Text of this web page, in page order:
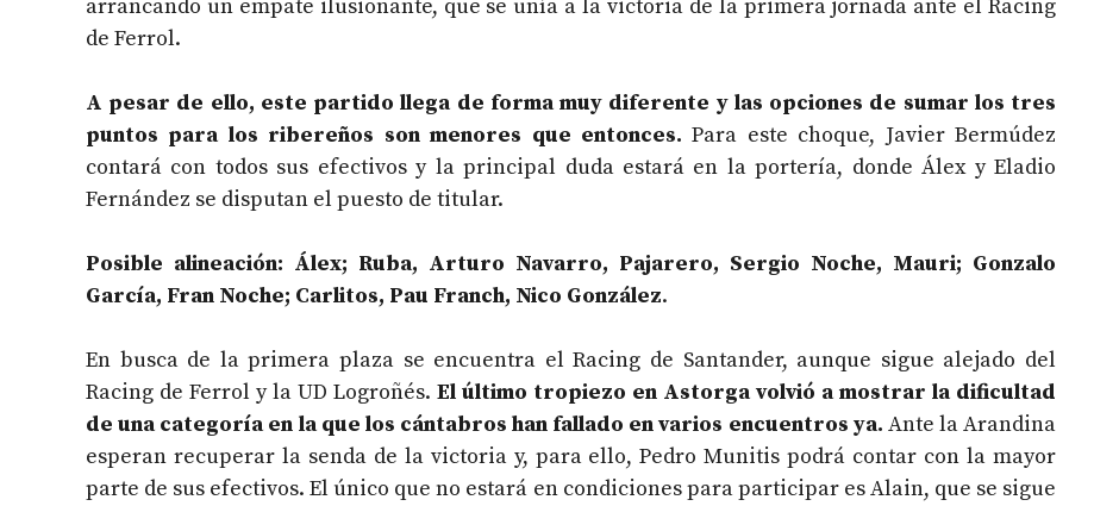
arrancando un empate ilusionante, que se unía a la victoria de la primera jornada ante el Racing
de Ferrol.
A pesar de ello, este partido llega de forma muy diferente y las opciones de sumar los tres
puntos para los ribereños son menores que entonces. Para este choque, Javier Bermúdez
contará con todos sus efectivos y la principal duda estará en la portería, donde Álex y Eladio
Fernández se disputan el puesto de titular.
Posible alineación: Álex; Ruba, Arturo Navarro, Pajarero, Sergio Noche, Mauri; Gonzalo
García, Fran Noche; Carlitos, Pau Franch, Nico González.
En busca de la primera plaza se encuentra el Racing de Santander, aunque sigue alejado del
Racing de Ferrol y la UD Logroñés. El último tropiezo en Astorga volvió a mostrar la dificultad
de una categoría en la que los cántabros han fallado en varios encuentros ya. Ante la Arandina
esperan recuperar la senda de la victoria y, para ello, Pedro Munitis podrá contar con la mayor
parte de sus efectivos. El único que no estará en condiciones para participar es Alain, que se sigue